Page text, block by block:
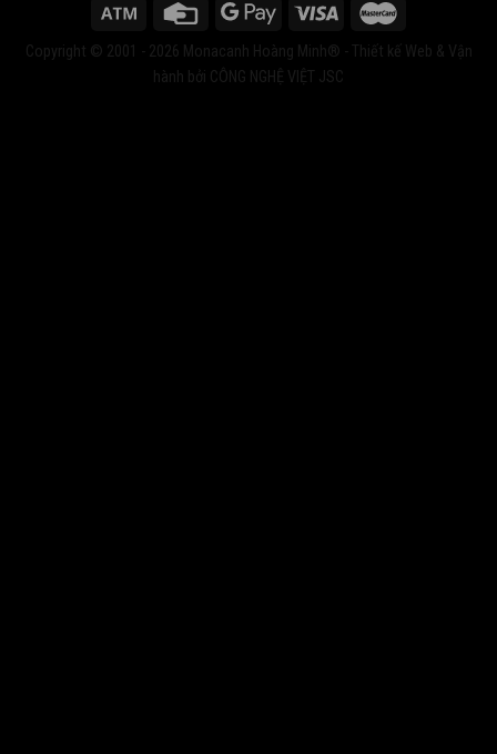
Copyright © 2001 - 2026 Monacanh Hoàng Minh® - Thiết kế Web & Vận
hành bởi CÔNG NGHỆ VIỆT JSC